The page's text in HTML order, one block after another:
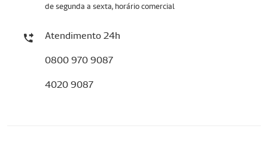
de segunda a sexta, horário comercial
Atendimento 24h
0800 970 9087
4020 9087